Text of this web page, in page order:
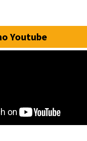
Youtube